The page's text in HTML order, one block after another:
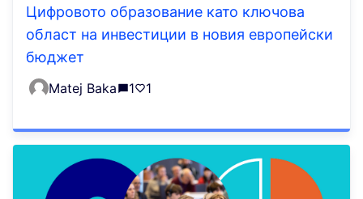
Цифровото образование като ключова
област на инвестиции в новия европейски
бюджет
Matej Baka 1 1